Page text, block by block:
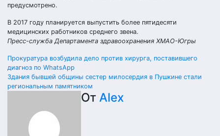
предусмотрено.
В 2017 году планируется выпустить более пятидесяти
медицинских работников среднего звена.
Пресс-служба Департамента здравоохранения ХМАО-Югры
Навигация
по
Прокуратура возбудила дело против хирурга, поставившего
диагноз по WhatsApp
Здания бывшей общины сестер милосердия в Пушкине стали
региональным памятником
От Alex